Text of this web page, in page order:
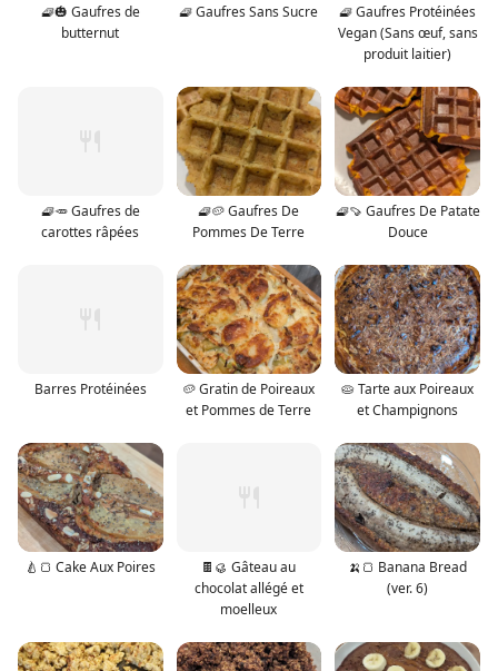
🧇🎃 Gaufres de
butternut
🧇 Gaufres Sans Sucre
🧇 Gaufres Protéinées
Vegan (Sans œuf, sans
produit laitier)
🧇🥕 Gaufres de
carottes râpées
🧇🥔 Gaufres De
Pommes De Terre
🧇🍠 Gaufres De Patate
Douce
Barres Protéinées
🥔 Gratin de Poireaux
et Pommes de Terre
🥧 Tarte aux Poireaux
et Champignons
🍐🍞 Cake Aux Poires
🍫🥮 Gâteau au
chocolat allégé et
moelleux
🍌🍞 Banana Bread
(ver. 6)